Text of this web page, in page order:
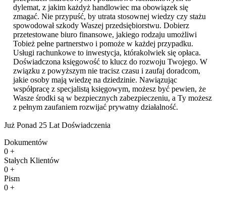
dylemat, z jakim każdyż handlowiec ma obowiązek się
zmagać. Nie przypuść, by utrata stosownej wiedzy czy stażu
spowodował szkody Waszej przedsiębiorstwu. Dobierz
przetestowane biuro finansowe, jakiego rodzaju umożliwi
Tobież pełne partnerstwo i pomoże w każdej przypadku.
Usługi rachunkowe to inwestycja, którakolwiek się opłaca.
Doświadczona księgowość to klucz do rozwoju Twojego. W
związku z powyższym nie tracisz czasu i zaufaj doradcom,
jakie osoby mają wiedzę na dziedzinie. Nawiązując
współpracę z specjalistą księgowym, możesz być pewien, że
Wasze środki są w bezpiecznych zabezpieczeniu, a Ty możesz
z pełnym zaufaniem rozwijać prywatny działalność.
Już Ponad 25 Lat Doświadczenia
Dokumentów
0 +
Stałych Klientów
0 +
Pism
0 +